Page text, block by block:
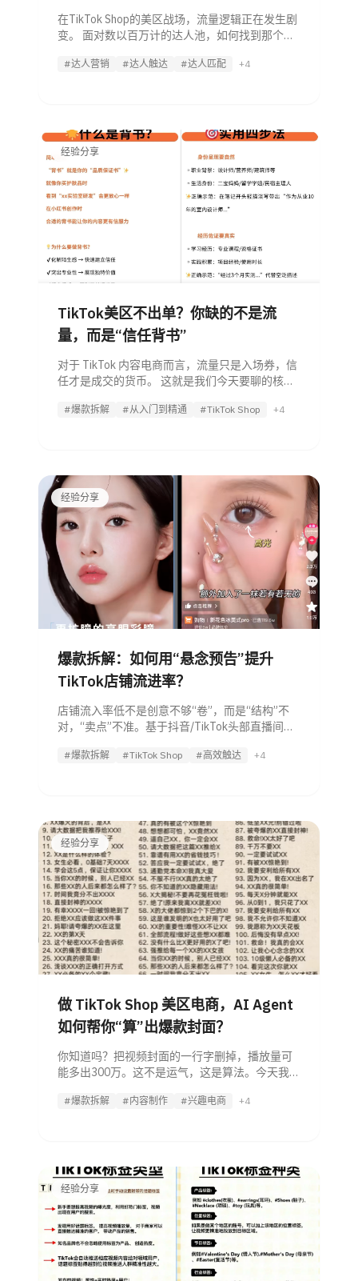
单KOC？
在TikTok Shop的美区战场，流量逻辑正在发生剧
变。 面对数以百万计的达人池，如何找到那个既
如果仅仅依靠人工，这无异于大海捞针。今天，
#达人营销 #达人触达 #达人匹配 +4
经验分享
TikTok美区不出单？你缺的不是流
量，而是“信任背书”
对于 TikTok 内容电商而言，流量只是入场券，信
任才是成交的货币。 这就是我们今天要聊的核心
拆解了大量 TikTok 头部博主的爆款视频，总结出
#爆款拆解 #从入门到精通 #TikTok Shop +4
经验分享
爆款拆解：如何用“悬念预告”提升
TikTok店铺流进率？
店铺流入率低不是创意不够“卷”，而是“结构”不
对，“卖点”不准。基于抖音/TikTok头部直播间和
视频方法论”，并为你展示我们的 内容营销 AI
#爆款拆解 #TikTok Shop #高效触达 +4
经验分享
做 TikTok Shop 美区电商，AI Agent
如何帮你“算”出爆款封面？
你知道吗？把视频封面的一行字删掉，播放量可
能多出300万。这不是运气，这是算法。今天我们
流量密码的实操方案。 一、 为什么你的好内容没
#爆款拆解 #内容制作 #兴趣电商 +4
经验分享